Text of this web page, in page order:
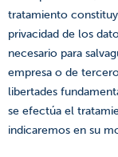
tratamiento
privacidad de los
necesario para
empresa o de
libertades
se efectúa el
indicaremos en su